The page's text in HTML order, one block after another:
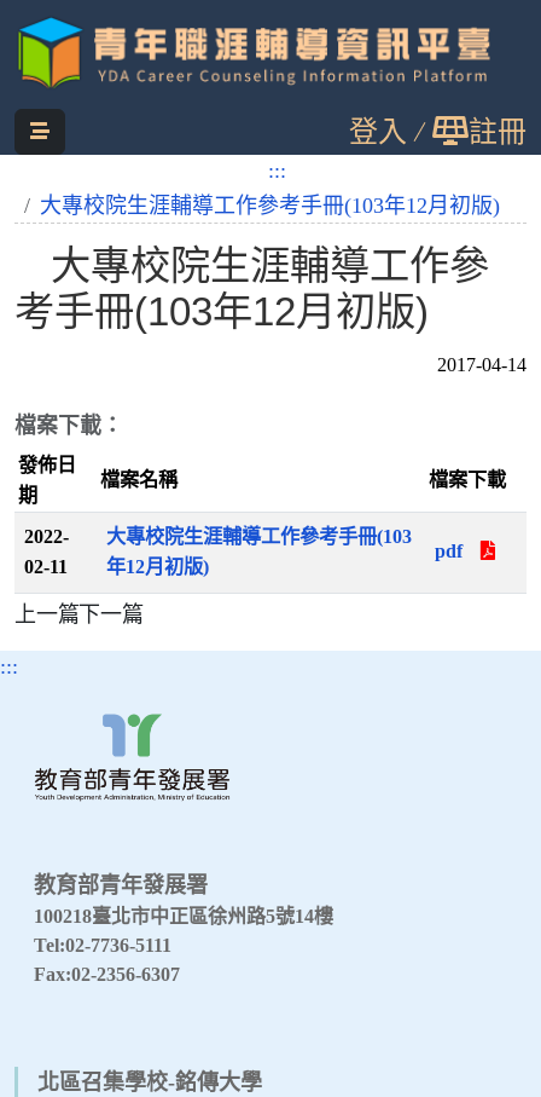
到
主
要
內
登入 註冊
:::
職涯圖書館
大專校院生涯輔導工作參考手冊(103年12月初版)
大專校院生涯輔導工作參
考手冊(103年12月初版)
2017-04-14
檔案下載：
發佈日
期
檔案名稱 檔案下載
2022-
02-11
大專校院生涯輔導工作參考手冊(103
年12月初版)
pdf
上一篇下一篇
:::
教育部青年發展署
100218臺北市中正區徐州路5號14樓
Tel:02-7736-5111
Fax:02-2356-6307
北區召集學校-銘傳大學